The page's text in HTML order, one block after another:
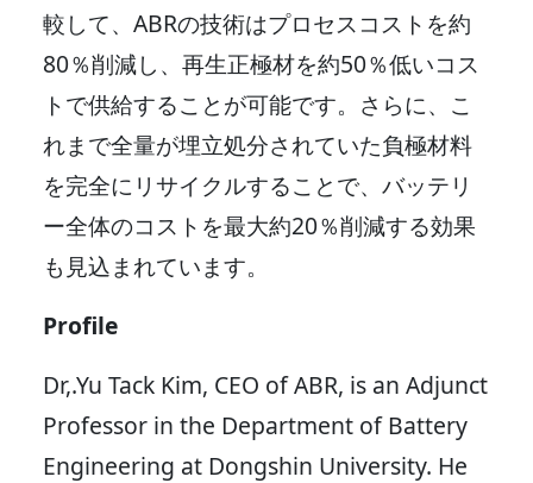
較して、ABRの技術はプロセスコストを約
80％削減し、再生正極材を約50％低いコス
トで供給することが可能です。さらに、こ
れまで全量が埋立処分されていた負極材料
を完全にリサイクルすることで、バッテリ
ー全体のコストを最大約20％削減する効果
も見込まれています。
Profile
Dr,.Yu Tack Kim, CEO of ABR, is an Adjunct
Professor in the Department of Battery
Engineering at Dongshin University. He